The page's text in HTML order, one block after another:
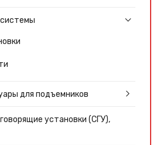
для подъемников
установки (СГУ),